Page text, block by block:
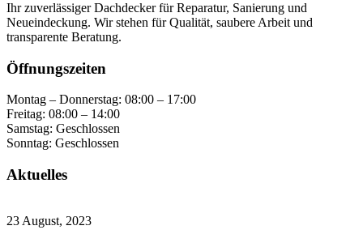
Ihr zuverlässiger Dachdecker für Reparatur, Sanierung und
Neueindeckung. Wir stehen für Qualität, saubere Arbeit und
transparente Beratung.
Öffnungszeiten
Montag – Donnerstag: 08:00 – 17:00
Freitag: 08:00 – 14:00
Samstag: Geschlossen
Sonntag: Geschlossen
Aktuelles
23 August, 2023